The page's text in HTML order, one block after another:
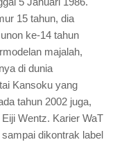
15 tahun, dia
ke-14 tahun
majalah,
di dunia
Kansoku yang
tahun 2002 juga,
Wentz. Karier WaT
dikontrak label